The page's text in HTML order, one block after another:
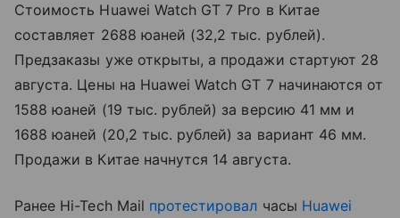
Стоимость Huawei Watch GT 7 Pro в Китае
составляет 2688 юаней (32,2 тыс. рублей).
Предзаказы уже открыты, а продажи стартуют 28
августа. Цены на Huawei Watch GT 7 начинаются от
1588 юаней (19 тыс. рублей) за версию 41 мм и
1688 юаней (20,2 тыс. рублей) за вариант 46 мм.
Продажи в Китае начнутся 14 августа.
Ранее Hi-Tech Mail протестировал часы Huawei